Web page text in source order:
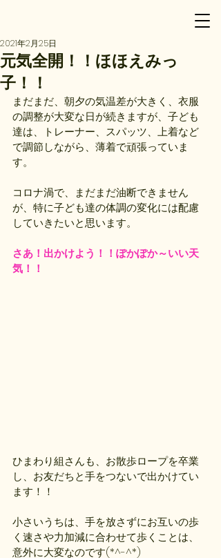
元気全開！！ほほえみっ
子！！
2021年2月25日
まだまだ、朝夕の気温差が大きく、衣服
の調整が大変な日が続きますが、子ども
達は、トレーナー、スパッツ、上着など
で調節しながら、薄着で頑張っていま
す。
コロナ渦で、まだまだ油断できません
が、特に子ども達の体調の変化には配慮
していきたいと思います。
さあ！出かけよう！！ぽかぽか～いい天
気！！
ひまわり組さんも、お散歩ロープを卒業
し、お友だちと手をつないで出かけてい
ます！！
小さいうちは、手を放さずにお互いの歩
く速さや力加減に合わせて歩くことは、
意外に大変なのです(*^-^*)